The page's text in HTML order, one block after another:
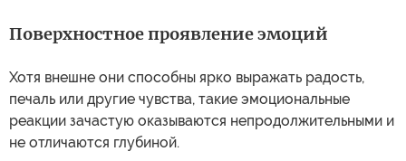
Поверхностное проявление эмоций
Хотя внешне они способны ярко выражать радость,
печаль или другие чувства, такие эмоциональные
реакции зачастую оказываются непродолжительными и
не отличаются глубиной.